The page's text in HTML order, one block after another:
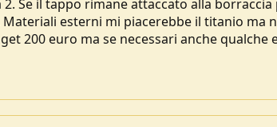
Se il tappo rimane attaccato alla
esterni mi piacerebbe il titanio ma
200 euro ma se necessari anche qualche